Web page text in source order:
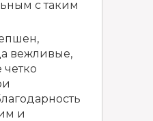
с таким
вежливые,
четко
и